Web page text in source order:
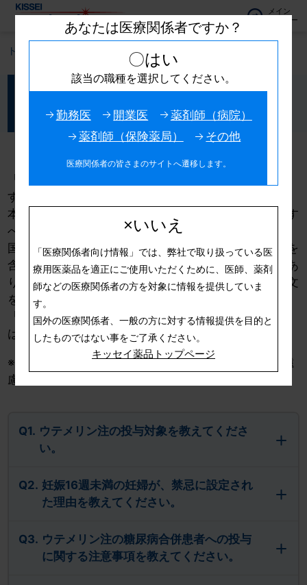
メイン
メニュー
トップ ウテメリン注 Q&A
ウテメリン注 Q&A
「Q&A」は、医療関係者の皆様に向けて作成していま
す。
本内容は、製品の適正使用に関する参考情報であり、す
べてのケースに当てはまるものではありません。また、
国内で承認された効能効果・用法用量の範囲外の情報を
含む場合がありますが、当社として推奨するものではあ
りません。製品のご使用にあたっては、最新の電子添文
をご確認ください。
「Q&A」のご利用によって、生じた結果につきまして
は、責任を負いかねますのでご了承ください。
※許可なく複写、複製、転掲、改変等を行うことはご遠
慮ください。
Q1. ウテメリン注の投与対象を教えてくださ
い。
Q2. 妊娠16週未満の妊婦が、禁忌に設定され
た理由を教えてください。
Q3. ウテメリン注の糖尿病合併患者への投与
に関する注意事項を教えてください。
あなたは医療関係者ですか？
〇はい
該当の職種を選択してください。
勤務医 開業医
薬剤師（病院）
薬剤師（保険薬局）
その他
医療関係者の皆さまのサイトへ遷移します。
×いいえ
「医療関係者向け情報」では、弊社で取り扱っている医
療用医薬品を適正にご使用いただくために、医師、薬剤
師などの医療関係者の方を対象に情報を提供していま
す。
国外の医療関係者、一般の方に対する情報提供を目的と
したものではない事をご了承ください。
キッセイ薬品トップページ